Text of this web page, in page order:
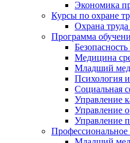
Экономика
Курсы по охране
Охрана
Программа
Медицина
Младший
Психология
Социальная
Управление
Управление
Управление
Профессиональное